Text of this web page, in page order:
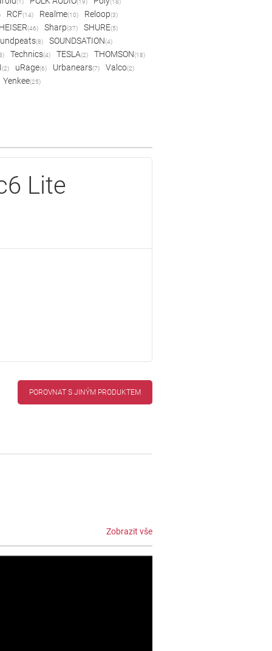
(1) (19)
(18)
RCF(14) Realme(10) Reloop(3)
(46) Sharp(37) SHURE(5)
(8) SOUNDSATION(4)
Technics(4) TESLA(2) THOMSON(18)
(2) uRage(6) Urbanears(7) Valco(2)
Yenkee(25)
Lite
POROVNAT S JINÝM PRODUKTEM
Zobrazit vše